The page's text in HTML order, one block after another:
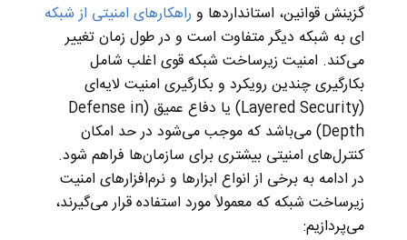
گزینش قوانین، استانداردها و راهکارهای امنیتی از شبکه‌
ای به شبکه دیگر متفاوت است و در طول زمان تغییر
می‌کند. امنیت زیرساخت شبکه قوی اغلب شامل
بکارگیری چندین رویکرد و بکارگیری امنیت لایه‌ای
(Layered Security) یا دفاع عمیق (Defense in
Depth) می‌باشد که موجب می‌شود در حد امکان
کنترل‌های امنیتی بیشتری برای سازمان‌ها فراهم شود.
در ادامه به برخی از انواع ابزارها و نرم‌افزارهای امنیت
زیرساخت شبکه که معمولاً مورد استفاده قرار می‌گیرند،
می‌پردازیم: